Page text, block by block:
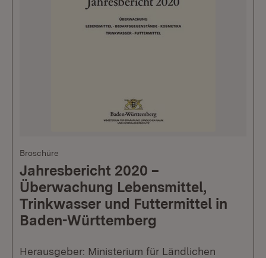
Broschüre
Jahresbericht 2020 –
Überwachung Lebensmittel,
Trinkwasser und Futtermittel in
Baden-Württemberg
Herausgeber: Ministerium für Ländlichen